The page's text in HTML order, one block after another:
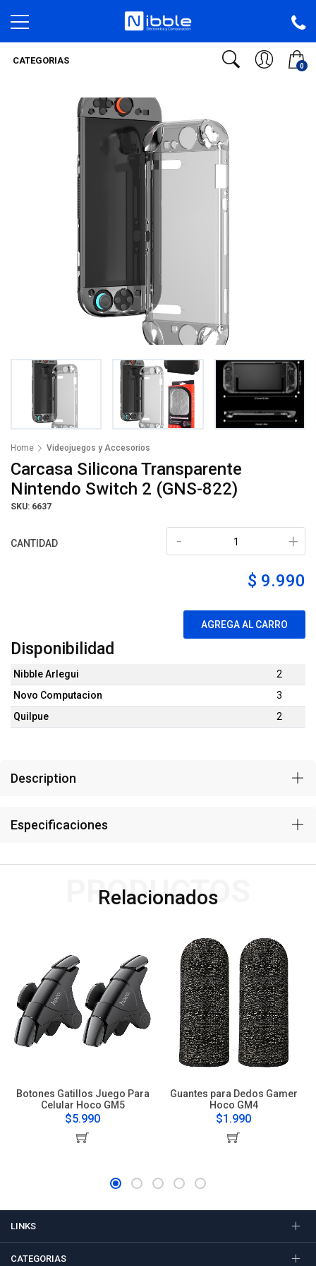
0
CATEGORIAS
Home Videojuegos y Accesorios
Carcasa Silicona Transparente
Nintendo Switch 2 (GNS-822)
SKU: 6637
CANTIDAD +
-
$ 9.990
AGREGA AL CARRO
Disponibilidad
Nibble Arlegui
2
Novo Computacion
3
Quilpue
2
Description
Especificaciones
Relacionados
PRODUCTOS
Botones Gatillos Juego Para
Celular Hoco GM5
$5.990
Guantes para Dedos Gamer
Hoco GM4
$1.990
LINKS
CATEGORIAS